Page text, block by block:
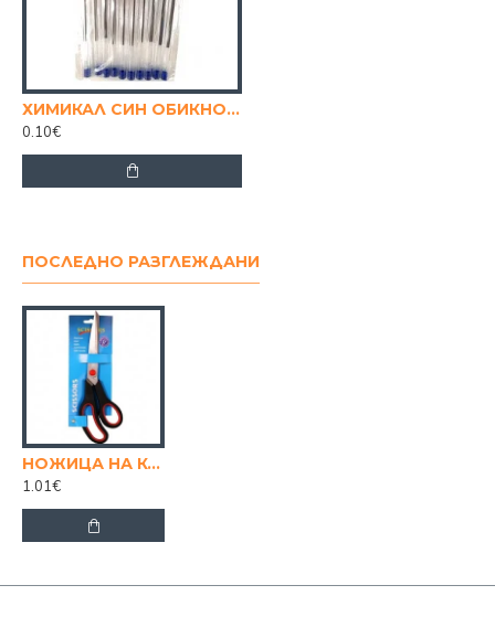
ХИМИКАЛ СИН ОБИКНОВЕН
0.10€
ПОСЛЕДНО РАЗГЛЕЖДАНИ
НОЖИЦА НА КАРТОН 9.5 ИНЧА
1.01€